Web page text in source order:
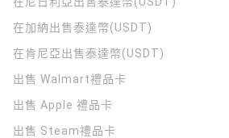
在加納出售泰達幣(USDT)
在肯尼亞出售泰達幣(USDT)
出售 Walmart禮品卡
出售 Apple 禮品卡
出售 Steam禮品卡